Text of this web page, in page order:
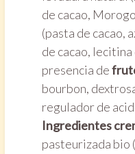
de cacao,
(pasta de cacao,
de cacao, lecitina
presencia de
bourbon,
regulador de
Ingredientes
pasteurizada bio